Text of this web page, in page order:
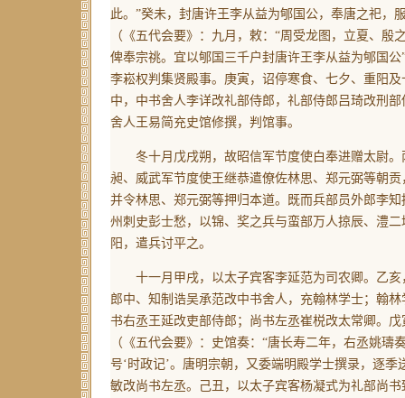
此。”癸未，封唐许王李从益为郇国公，奉唐之祀，
（《五代会要》：九月，敕：“周受龙图，立夏、
俾奉宗祧。宜以郇国三千户封唐许王李从益为郇国公
李崧权判集贤殿事。庚寅，诏停寒食、七夕、重阳
中，中书舍人李详改礼部侍郎，礼部侍郎吕琦改刑
舍人王易简充史馆修撰，判馆事。
冬十月戊戌朔，故昭信军节度使白奉进赠太尉。
昶、威武军节度使王继恭遣僚佐林思、郑元弼等朝
并令林思、郑元弼等押归本道。既而兵部员外郎李
州刺史彭士愁，以锦、奖之兵与蛮部万人掠辰、澧
阳，遣兵讨平之。
十一月甲戌，以太子宾客李延范为司农卿。乙亥
郎中、知制诰吴承范改中书舍人，充翰林学士；翰
书右丞王延改吏部侍郎；尚书左丞崔棁改太常卿。
（《五代会要》：史馆奏：“唐长寿二年，右丞姚
号‘时政记’。唐明宗朝，又委端明殿学士撰录，逐
敏改尚书左丞。己丑，以太子宾客杨凝式为礼部尚